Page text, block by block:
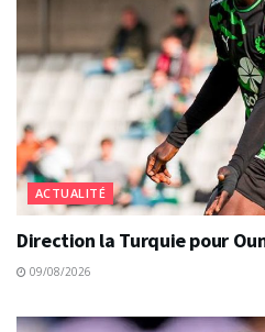
ACTUALITÉ
Direction la Turquie pour
09/08/2026